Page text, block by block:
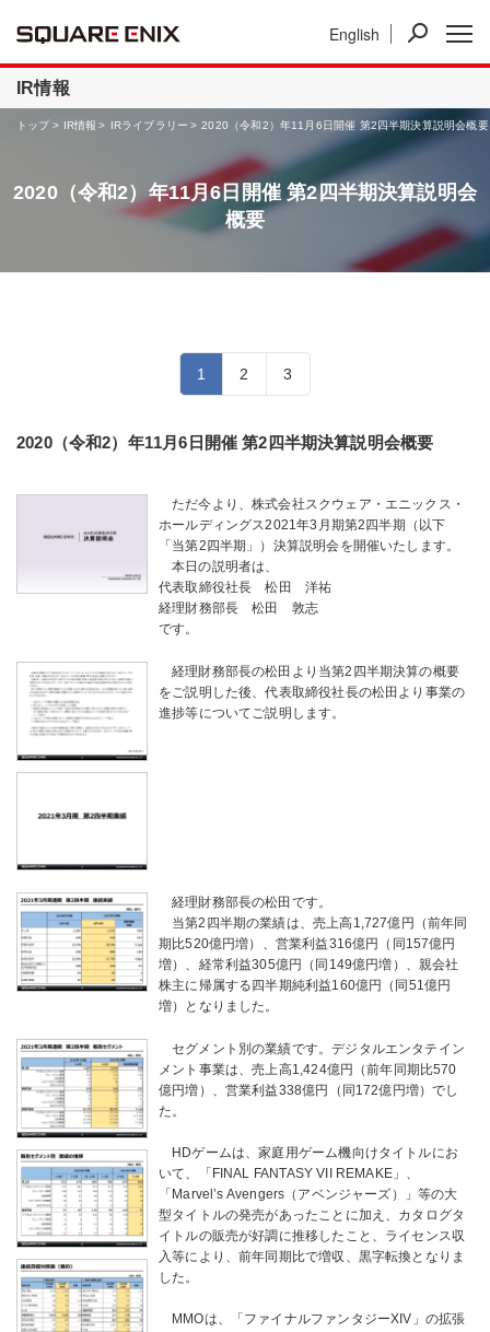
English
IR情報 事業紹介
IR情報
トップ IR情報 IRライブラリー 2020（令和2）年11月6日開催 第2四半期決算説明会概要
2020（令和2）年11月6日開催 第2四半期決算説明会
概要
1 2 3
2020（令和2）年11月6日開催 第2四半期決算説明会概要
ただ今より、株式会社スクウェア・エニックス・
ホールディングス2021年3月期第2四半期（以下
「当第2四半期」）決算説明会を開催いたします。
本日の説明者は、
代表取締役社長 松田 洋祐
経理財務部長 松田 敦志
です。
経理財務部長の松田より当第2四半期決算の概要
をご説明した後、代表取締役社長の松田より事業の
進捗等についてご説明します。
経理財務部長の松田です。
当第2四半期の業績は、売上高1,727億円（前年同
期比520億円増）、営業利益316億円（同157億円
増）、経常利益305億円（同149億円増）、親会社
株主に帰属する四半期純利益160億円（同51億円
増）となりました。
セグメント別の業績です。デジタルエンタテイン
メント事業は、売上高1,424億円（前年同期比570
億円増）、営業利益338億円（同172億円増）でし
た。
HDゲームは、家庭用ゲーム機向けタイトルにお
いて、「FINAL FANTASY VII REMAKE」、
「Marvel’s Avengers（アベンジャーズ）」等の大
型タイトルの発売があったことに加え、カタログタ
イトルの販売が好調に推移したこと、ライセンス収
入等により、前年同期比で増収、黒字転換となりま
した。
MMOは、「ファイナルファンタジーXIV」の拡張